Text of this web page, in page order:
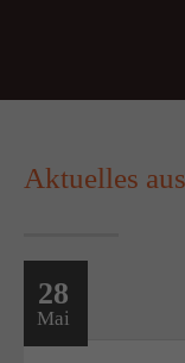
Aktuelles
28
Mai